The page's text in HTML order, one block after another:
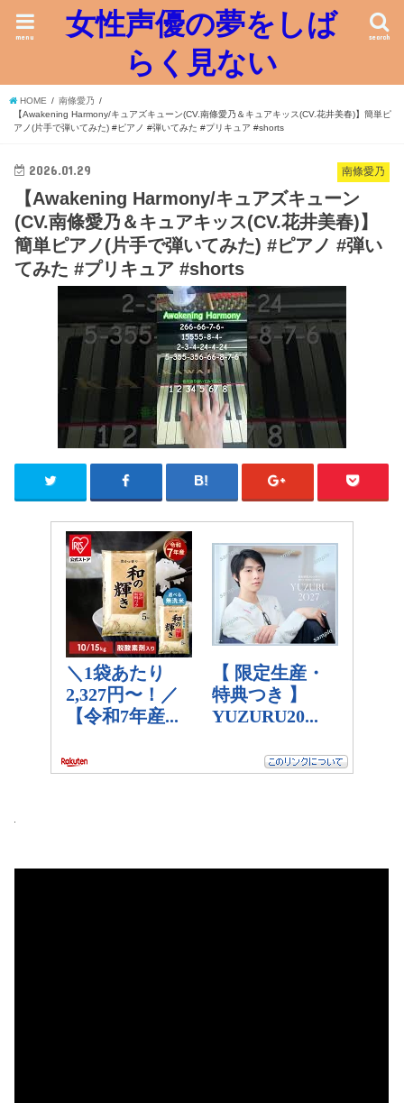
女性声優の夢をしば
らく見ない
search
menu
HOME
南條愛乃
【Awakening Harmony/キュアズキューン(CV.南條愛乃＆キュアキッス(CV.花井美春)】簡単ピ
アノ(片手で弾いてみた) #ピアノ #弾いてみた #プリキュア #shorts
南條愛乃
2026.01.29
【Awakening Harmony/キュアズキューン
(CV.南條愛乃＆キュアキッス(CV.花井美春)】
簡単ピアノ(片手で弾いてみた) #ピアノ #弾い
てみた #プリキュア #shorts